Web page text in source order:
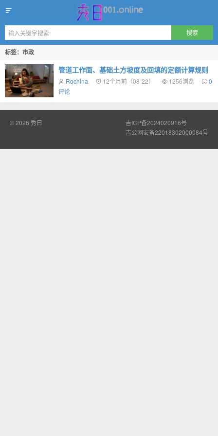
秀日
标签：市政
管道工作面、基础土方坡度及回填的定额计算规则
Rochina 12个月前（08-22） 1256浏览
0
评论
© 2026 秀日
吉ICP备2024020916号
吉公网安备22018302000084号